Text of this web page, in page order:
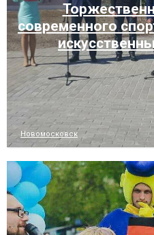
современного
Новомосковск